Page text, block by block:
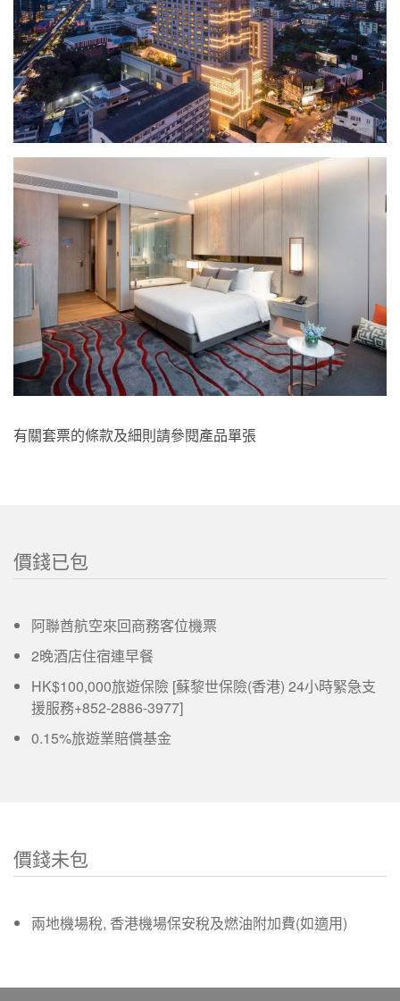
有關套票的條款及細則請參閱產品單張
價錢已包
阿聯酋航空來回商務客位機票
2晚酒店住宿連早餐
HK$100,000旅遊保險 [蘇黎世保險(香港) 24小時緊急支
援服務+852-2886-3977]
0.15%旅遊業賠償基金
價錢未包
兩地機場稅, 香港機場保安稅及燃油附加費(如適用)